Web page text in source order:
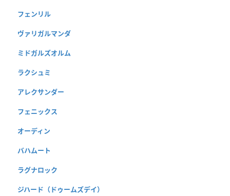
フェンリル
ヴァリガルマンダ
ミドガルズオルム
ラクシュミ
アレクサンダー
フェニックス
オーディン
バハムート
ラグナロック
ジハード（ドゥームズデイ）